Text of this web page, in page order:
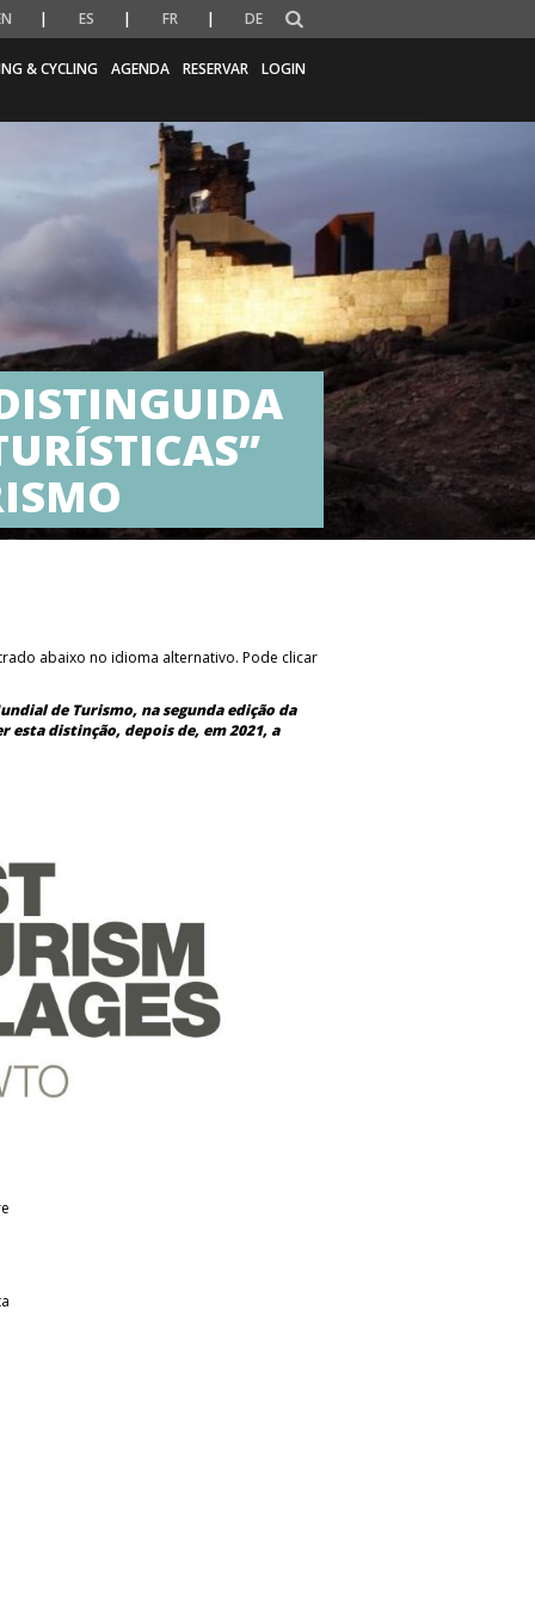
ES FR DE
& CYCLING AGENDA RESERVAR LOGIN
abaixo no idioma alternativo. Pode clicar
de Turismo, na segunda edição da
esta distinção, depois de, em 2021, a